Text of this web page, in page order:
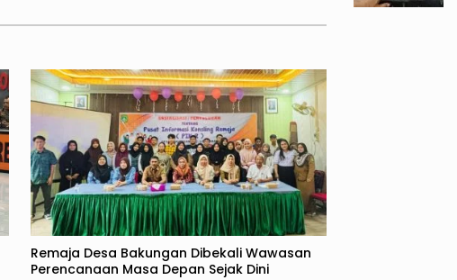
Remaja Desa Bakungan Dibekali Wawasan
Perencanaan Masa Depan Sejak Dini